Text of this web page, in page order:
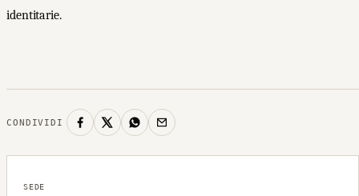
identitarie.
CONDIVIDI
SEDE